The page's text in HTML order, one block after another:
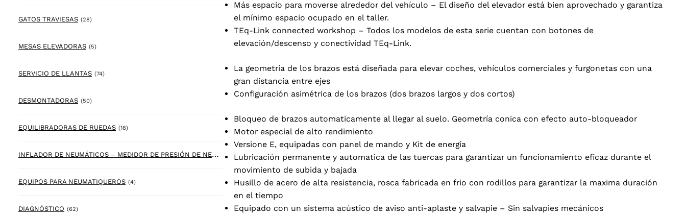
GATOS TRAVIESAS (28)28 products
MESAS ELEVADORAS (5)5 products
SERVICIO DE LLANTAS (74)74 products
DESMONTADORAS (50)50 products
EQUILIBRADORAS DE RUEDAS (18)18 products
I
NFLADOR DE NEUMÁTICOS – MEDIDOR DE PRESIÓN DE NEUMÁTICOS (2) 2 products
EQUIPOS PARA NEUMATIQUEROS (4)4 products
DIAGNÓSTICO (62)62 products
Más espacio para moverse alrededor del vehículo – El diseño del elevador está bien aprovechado y garantiza
el mínimo espacio ocupado en el taller.
TEq-Link connected workshop – Todos los modelos de esta serie cuentan con botones de
elevación/descenso y conectividad TEq-Link.
La geometría de los brazos está diseñada para elevar coches, vehículos comerciales y furgonetas con una
gran distancia entre ejes
Configuración asimétrica de los brazos (dos brazos largos y dos cortos)
Bloqueo de brazos automaticamente al llegar al suelo. Geometría conica con efecto auto-bloqueador
Motor especial de alto rendimiento
Versione E, equipadas con panel de mando y Kit de energía
Lubricación permanente y automatica de las tuercas para garantizar un funcionamiento eficaz durante el
movimiento de subida y bajada
Husillo de acero de alta resistencia, rosca fabricada en frio con rodillos para garantizar la maxima duración
en el tiempo
Equipado con un sistema acústico de aviso anti-aplaste y salvapie – Sin salvapies mecánicos
Tu provincia